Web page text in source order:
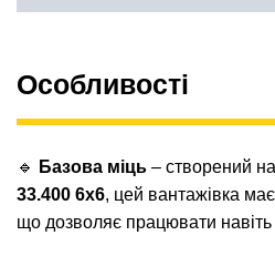
Особливості
🔹 Базова міць – створений
33.400 6x6, цей вантажівка
що дозволяє працювати